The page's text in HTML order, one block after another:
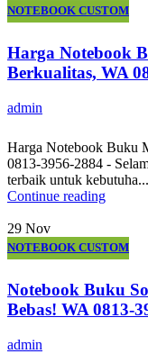
NOTEBOOK CUSTOM
Harga Notebook
Berkualitas, WA
admin
Harga Notebook Buku
0813-3956-2884 -
terbaik untuk kebutuha...
Continue reading
29 Nov
NOTEBOOK CUSTOM
Notebook Buku
Bebas! WA 0813-
admin